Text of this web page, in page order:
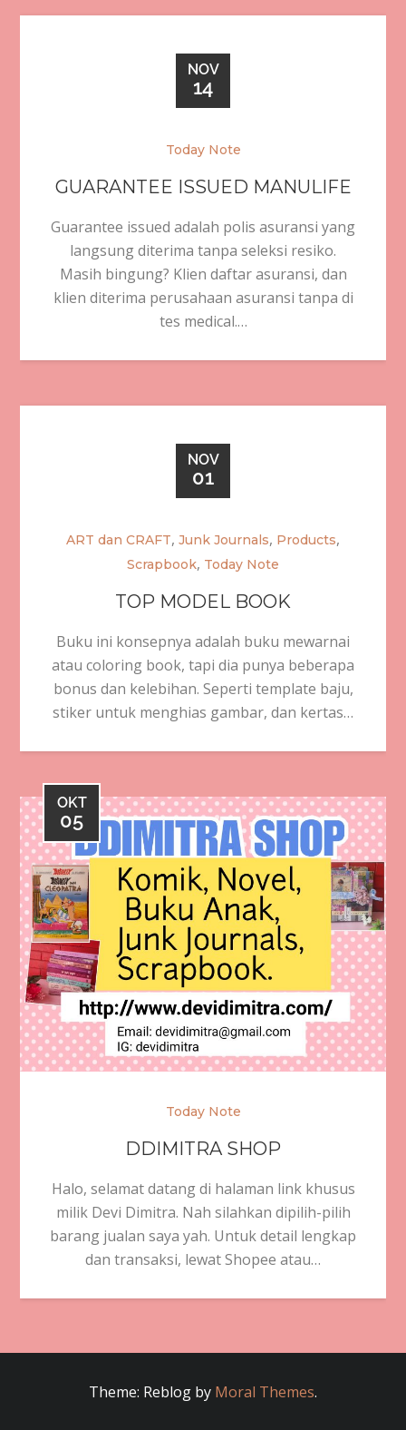
NOV
14
Today Note
GUARANTEE ISSUED MANULIFE
Guarantee issued adalah polis asuransi yang
langsung diterima tanpa seleksi resiko.
Masih bingung? Klien daftar asuransi, dan
klien diterima perusahaan asuransi tanpa di
tes medical.…
NOV
01
ART dan CRAFT, Junk Journals, Products,
Scrapbook, Today Note
TOP MODEL BOOK
Buku ini konsepnya adalah buku mewarnai
atau coloring book, tapi dia punya beberapa
bonus dan kelebihan. Seperti template baju,
stiker untuk menghias gambar, dan kertas…
OKT
05
Today Note
DDIMITRA SHOP
Halo, selamat datang di halaman link khusus
milik Devi Dimitra. Nah silahkan dipilih-pilih
barang jualan saya yah. Untuk detail lengkap
dan transaksi, lewat Shopee atau…
Theme: Reblog by Moral Themes.